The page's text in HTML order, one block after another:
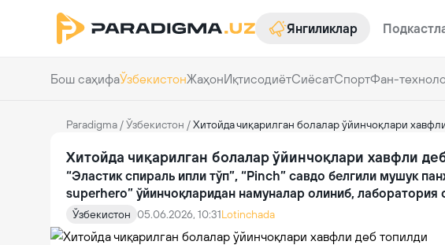
Янгиликлар
Бош саҳифаЎзбекистонЖаҳонИқтисодиётСиёсатСпортФан-
Paradigma /Ўзбекистон /Хитойда чиқарилган болалар ўйинчоқлари
Хитойда чиқарилган болалар ўйинчоқлари хавфли
“Эластик спираль ипли тўп”, “Pinch” савдо белгили мушук
superhero” ўйинчоқларидан намуналар олиниб, лаборатория
Ўзбекистон 05.06.2026, 10:31Lotinchada